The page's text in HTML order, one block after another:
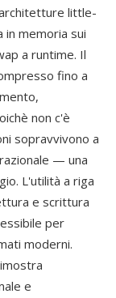
little-
in memoria sui
a runtime. Il
fino a
non c'è
sopravvivono a
— una
L'utilità a riga
e scrittura
per
moderni.
e